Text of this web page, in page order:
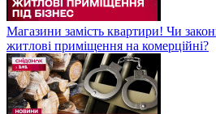
Магазини замість квартири! Чи
житлові приміщення на комерційні?